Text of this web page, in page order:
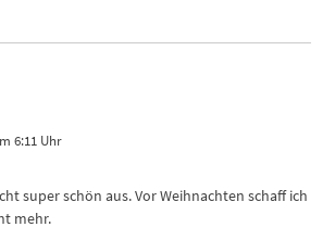
6:11 Uhr
super schön aus. Vor Weihnachten schaff ich
mehr.